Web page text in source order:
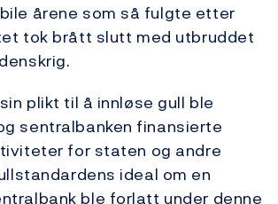
årene som så fulgte etter
tok brått slutt med utbruddet
plikt til å innløse gull ble
sentralbanken finansierte
for staten og andre
ideal om en
ble forlatt under denne